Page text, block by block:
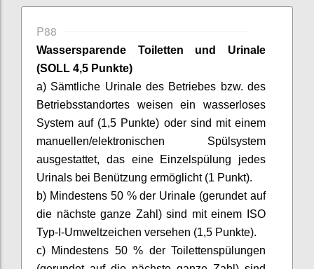
P88
Wassersparende Toiletten und Urinale
(SOLL 4,5 Punkte)
a) Sämtliche Urinale des Betriebes bzw. des
Betriebsstandortes weisen ein wasserloses
System auf (1,5 Punkte) oder sind mit einem
manuellen/elektronischen Spülsystem
ausgestattet, das eine Einzelspülung jedes
Urinals bei Benützung ermöglicht (1 Punkt).
b) Mindestens 50 % der Urinale (gerundet auf
die nächste ganze Zahl) sind mit einem ISO
Typ-I-Umweltzeichen versehen (1,5 Punkte).
c) Mindestens 50 % der Toilettenspülungen